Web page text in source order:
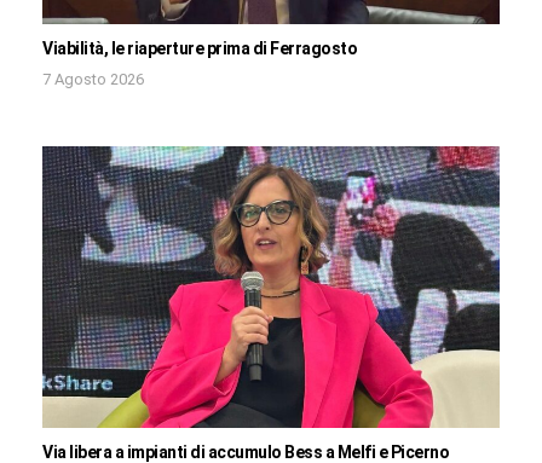
Viabilità, le riaperture prima di Ferragosto
7 Agosto 2026
Via libera a impianti di accumulo Bess a Melfi e Picerno